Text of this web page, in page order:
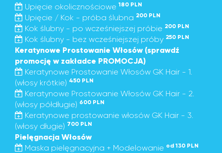
Upięcie okolicznościowe 180 PLN
Upięcie / Kok - próba ślubna 200 PLN
Kok ślubny - po wcześniejszej próbie 200 PLN
Kok ślubny - bez wcześniejszej próby 250 PLN
Keratynowe Prostowanie Włosów (sprawdź
promocję w zakładce PROMOCJA)
Keratynowe Prostowanie Włosów GK Hair - 1.
(włosy krótkie) 450 PLN
Keratynowe Prostowanie Włosów GK Hair - 2.
(włosy półdługie) 600 PLN
Keratynowe prostowanie włosów GK Hair - 3.
(włosy długie) 700 PLN
Pielęgnacja Włosów
Maska pielęgnacyjna + Modelowanie od 130 PLN